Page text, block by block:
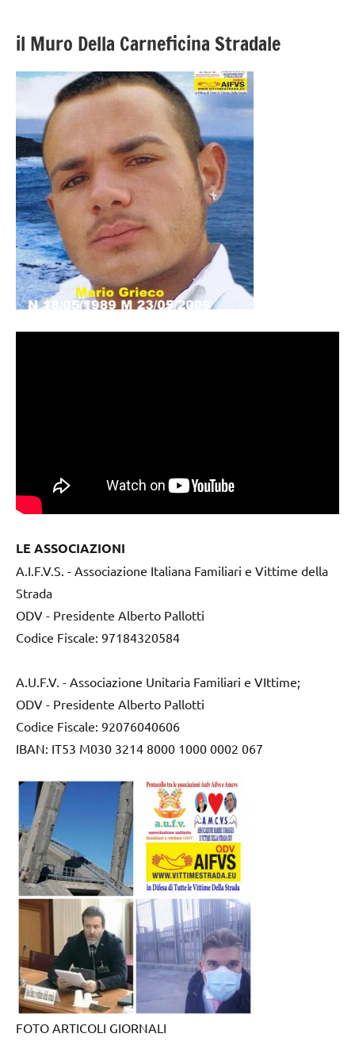
il Muro Della Carneficina Stradale
LE ASSOCIAZIONI
A.I.F.V.S. - Associazione Italiana Familiari e Vittime della
Strada
ODV - Presidente Alberto Pallotti
Codice Fiscale: 97184320584
A.U.F.V. - Associazione Unitaria Familiari e VIttime;
ODV - Presidente Alberto Pallotti
Codice Fiscale: 92076040606
IBAN: IT53 M030 3214 8000 1000 0002 067
FOTO ARTICOLI GIORNALI